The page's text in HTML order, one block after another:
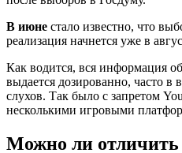
В июне стало известно, что
реализация начнется уже в
Как водится, вся информация
выдается дозированно, часто
слухов. Так было с запретом
несколькими игровыми
Можно ли